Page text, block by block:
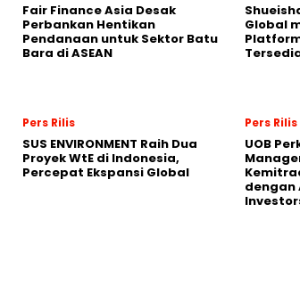
Fair Finance Asia Desak
Perbankan Hentikan
Pendanaan untuk Sektor Batu
Bara di ASEAN
Global
Pers Rilis
SUS ENVIRONMENT Raih Dua
Proyek WtE di Indonesia,
Percepat Ekspansi Global
Pers Rilis
UOB
dengan